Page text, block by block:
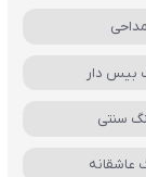
مداحی
بیس دار
سنتی
عاشقانه